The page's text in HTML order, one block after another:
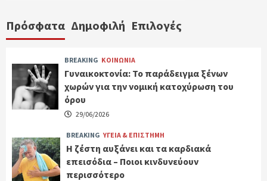
Πρόσφατα Δημοφιλή Επιλογές
BREAKING ΚΟΙΝΩΝΙΑ
Γυναικοκτονία: Το παράδειγμα ξένων
χωρών για την νομική κατοχύρωση του
όρου
29/06/2026
BREAKING ΥΓΕΙΑ & ΕΠΙΣΤΗΜΗ
Η ζέστη αυξάνει και τα καρδιακά
επεισόδια – Ποιοι κινδυνεύουν
περισσότερο